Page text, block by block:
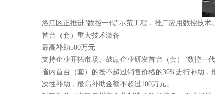
洛江区正推进"数控一代"示范工程，推广应用数控技术
首台（套）重大技术装备
最高补助500万元
支持企业开拓市场。鼓励企业研发首台（套）"数控一
省内首台（套）的按不超过销售价格的30%进行补助
次性补助，最高补助金额不超过100万元。